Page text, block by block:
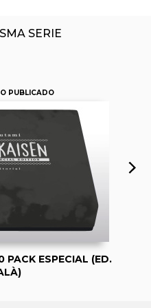
SERIE
PUBLICADO
PACK ESPECIAL (ED.